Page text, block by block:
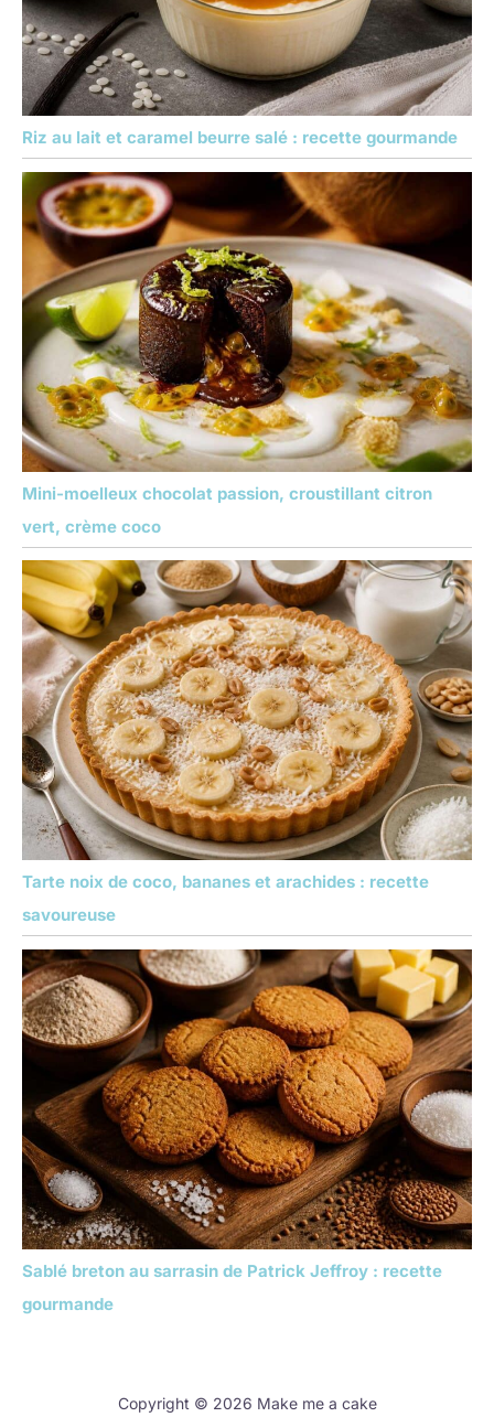
Riz au lait et caramel beurre salé : recette gourmande
Mini-moelleux chocolat passion, croustillant citron
vert, crème coco
Tarte noix de coco, bananes et arachides : recette
savoureuse
Sablé breton au sarrasin de Patrick Jeffroy : recette
gourmande
Copyright © 2026 Make me a cake